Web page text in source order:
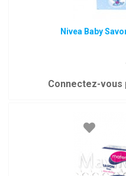
Nivea Baby
Connectez-vous